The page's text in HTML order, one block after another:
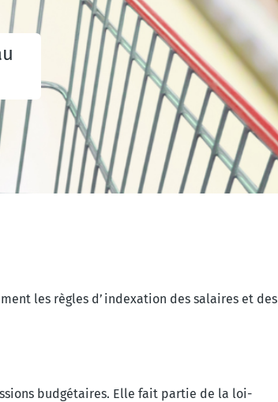
les règles d’indexation des salaires et des
budgétaires. Elle fait partie de la loi-